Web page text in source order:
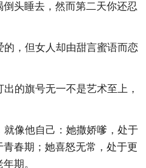
头睡去，然而第二天你还忍
的，但女人却由甜言蜜语而恋
的旗号无一不是艺术至上，
就像他自己：她撒娇嗲，处于
春期；她喜怒无常，处于更
期。